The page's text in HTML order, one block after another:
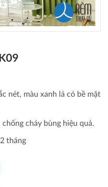
nét, màu xanh lá có bề mặt
cháy bùng hiệu quả.
tháng